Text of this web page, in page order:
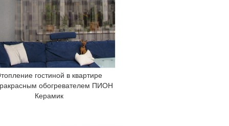
гостиной в квартире
обогревателем ПИОН
Керамик